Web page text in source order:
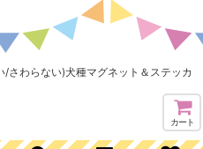
わらない)犬種マグネット＆ステッカ
カート